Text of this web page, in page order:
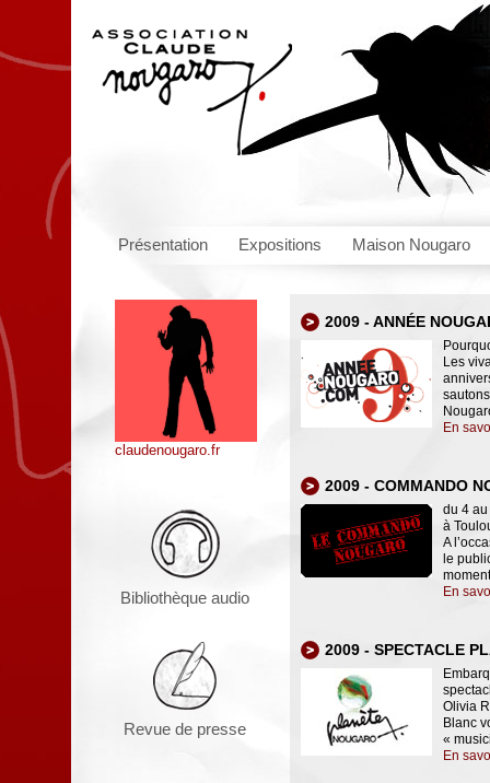
Présentation Expositions Maison Nougaro
claudenougaro.fr
Bibliothèque audio
Revue de presse
2009 - ANNÉE
Les
En
2009 - COMMANDO
du 4
à
A
le
En
2009 - SPECTACLE
Olivia
Blanc
«
En